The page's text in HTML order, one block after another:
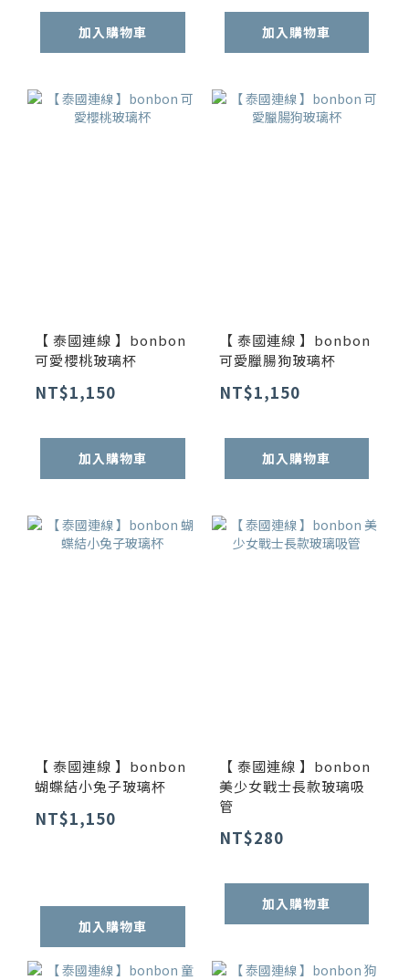
加入購物車 加入購物車
【 泰國連線 】bonbon
可愛櫻桃玻璃杯
NT$1,150
加入購物車
【 泰國連線 】bonbon
可愛臘腸狗玻璃杯
NT$1,150
加入購物車
【 泰國連線 】bonbon
蝴蝶結小兔子玻璃杯
NT$1,150
加入購物車
【 泰國連線 】bonbon
美少女戰士長款玻璃吸
管
NT$280
加入購物車